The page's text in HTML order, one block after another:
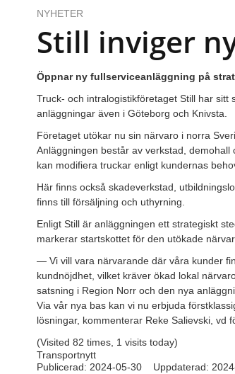
NYHETER
Still inviger
Öppnar ny fullserviceanläggning på
Truck- och intralogistikföretaget Still har
anläggningar även i Göteborg och Knivsta.
Företaget utökar nu sin närvaro i norra
Anläggningen består av verkstad,
kan modifiera truckar enligt kundernas
Här finns också skadeverkstad,
finns till försäljning och uthyrning.
Enligt Still är anläggningen ett strategiskt
markerar startskottet för den utökade
— Vi vill vara närvarande där våra kunder
kundnöjdhet, vilket kräver ökad lokal
satsning i Region Norr och den nya
Via vår nya bas kan vi nu erbjuda
lösningar, kommenterar Reke Salievski, vd
(Visited 82 times, 1 visits today)
Transportnytt
Publicerad: 2024-05-30 Uppdaterad: